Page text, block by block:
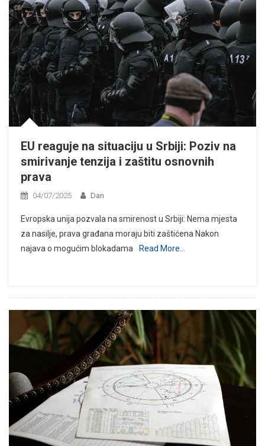
EU reaguje na situaciju u Srbiji: Poziv na
smirivanje tenzija i zaštitu osnovnih
prava
04/07/2025 Dan
Evropska unija pozvala na smirenost u Srbiji: Nema mjesta
za nasilje, prava građana moraju biti zaštićena Nakon
najava o mogućim blokadama
Read More…